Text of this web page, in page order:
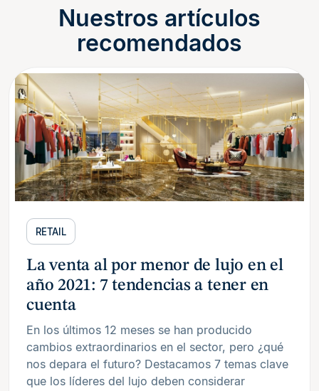
Nuestros artículos
recomendados
RETAIL
La venta al por menor de lujo en el
año 2021: 7 tendencias a tener en
cuenta
En los últimos 12 meses se han producido
cambios extraordinarios en el sector, pero ¿qué
nos depara el futuro? Destacamos 7 temas clave
que los líderes del lujo deben considerar